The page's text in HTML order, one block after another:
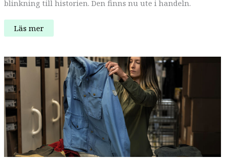
blinkning till historien. Den finns nu ute i handeln.
Crafts
nya
Läs mer